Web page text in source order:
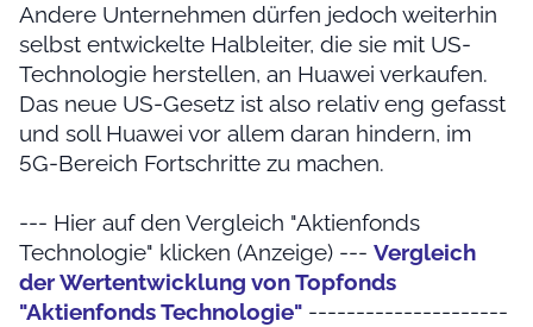
Andere Unternehmen dürfen jedoch weiterhin
selbst entwickelte Halbleiter, die sie mit US-
Technologie herstellen, an Huawei verkaufen.
Das neue US-Gesetz ist also relativ eng gefasst
und soll Huawei vor allem daran hindern, im
5G-Bereich Fortschritte zu machen.
--- Hier auf den Vergleich "Aktienfonds
Technologie" klicken (Anzeige) --- Vergleich
der Wertentwicklung von Topfonds
"Aktienfonds Technologie" ---------------------